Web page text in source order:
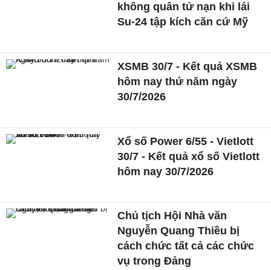
không quân tử nạn khi lái
Su-24 tập kích căn cứ Mỹ
XSMB 30/7 - Kết quả XSMB
hôm nay thứ năm ngày
30/7/2026
Xổ số Power 6/55 - Vietlott
30/7 - Kết quả xổ số Vietlott
hôm nay 30/7/2026
Chủ tịch Hội Nhà văn
Nguyễn Quang Thiều bị
cách chức tất cả các chức
vụ trong Đảng